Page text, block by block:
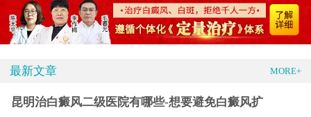
最新文章 MORE+
昆明治白癜风二级医院有哪些-想要避免白癜风扩